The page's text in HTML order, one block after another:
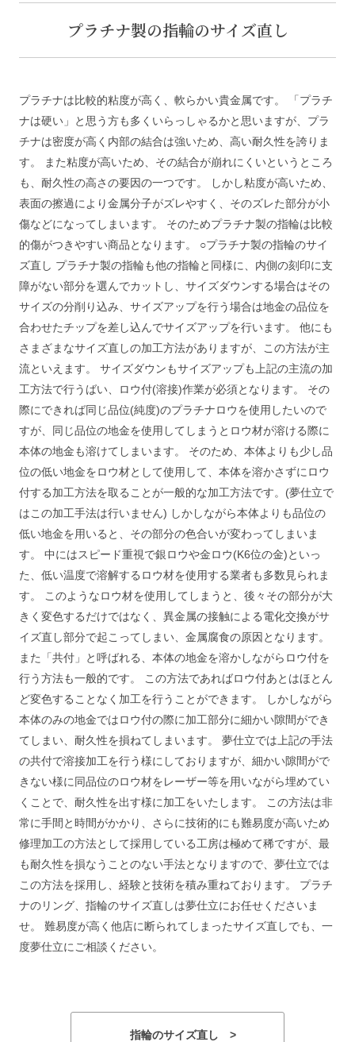
プラチナ製の指輪のサイズ直し
プラチナは比較的粘度が高く、軟らかい貴金属です。 「プラチ
ナは硬い」と思う方も多くいらっしゃるかと思いますが、プラ
チナは密度が高く内部の結合は強いため、高い耐久性を誇りま
す。 また粘度が高いため、その結合が崩れにくいというところ
も、耐久性の高さの要因の一つです。 しかし粘度が高いため、
表面の擦過により金属分子がズレやすく、そのズレた部分が小
傷などになってしまいます。 そのためプラチナ製の指輪は比較
的傷がつきやすい商品となります。 ○プラチナ製の指輪のサイ
ズ直し プラチナ製の指輪も他の指輪と同様に、内側の刻印に支
障がない部分を選んでカットし、サイズダウンする場合はその
サイズの分削り込み、サイズアップを行う場合は地金の品位を
合わせたチップを差し込んでサイズアップを行います。 他にも
さまざまなサイズ直しの加工方法がありますが、この方法が主
流といえます。 サイズダウンもサイズアップも上記の主流の加
工方法で行うばい、ロウ付(溶接)作業が必須となります。 その
際にできれば同じ品位(純度)のプラチナロウを使用したいので
すが、同じ品位の地金を使用してしまうとロウ材が溶ける際に
本体の地金も溶けてしまいます。 そのため、本体よりも少し品
位の低い地金をロウ材として使用して、本体を溶かさずにロウ
付する加工方法を取ることが一般的な加工方法です。(夢仕立で
はこの加工手法は行いません) しかしながら本体よりも品位の
低い地金を用いると、その部分の色合いが変わってしまいま
す。 中にはスピード重視で銀ロウや金ロウ(K6位の金)といっ
た、低い温度で溶解するロウ材を使用する業者も多数見られま
す。 このようなロウ材を使用してしまうと、後々その部分が大
きく変色するだけではなく、異金属の接触による電化交換がサ
イズ直し部分で起こってしまい、金属腐食の原因となります。
また「共付」と呼ばれる、本体の地金を溶かしながらロウ付を
行う方法も一般的です。 この方法であればロウ付あとはほとん
ど変色することなく加工を行うことができます。 しかしながら
本体のみの地金ではロウ付の際に加工部分に細かい隙間ができ
てしまい、耐久性を損ねてしまいます。 夢仕立では上記の手法
の共付で溶接加工を行う様にしておりますが、細かい隙間がで
きない様に同品位のロウ材をレーザー等を用いながら埋めてい
くことで、耐久性を出す様に加工をいたします。 この方法は非
常に手間と時間がかかり、さらに技術的にも難易度が高いため
修理加工の方法として採用している工房は極めて稀ですが、最
も耐久性を損なうことのない手法となりますので、夢仕立では
この方法を採用し、経験と技術を積み重ねております。 プラチ
ナのリング、指輪のサイズ直しは夢仕立にお任せくださいま
せ。 難易度が高く他店に断られてしまったサイズ直しでも、一
度夢仕立にご相談ください。
指輪のサイズ直し >